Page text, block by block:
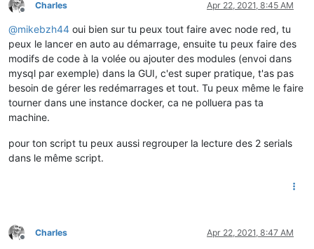
Offline
Charles Apr 22, 2021, 8:45 AM
@mikebzh44 oui bien sur tu peux tout faire avec node red, tu
peux le lancer en auto au démarrage, ensuite tu peux faire des
modifs de code à la volée ou ajouter des modules (envoi dans
mysql par exemple) dans la GUI, c'est super pratique, t'as pas
besoin de gérer les redémarrages et tout. Tu peux même le faire
tourner dans une instance docker, ca ne polluera pas ta
machine.
pour ton script tu peux aussi regrouper la lecture des 2 serials
dans le même script.
Offline
Charles Apr 22, 2021, 8:47 AM